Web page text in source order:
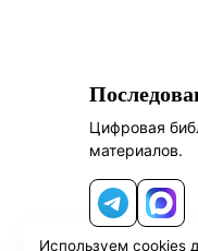
Цифровая
материалов.
Telegram
MAX
Используем cookies